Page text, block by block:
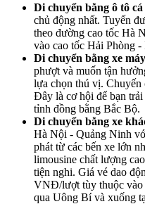
Di chuyển bằng ô tô
chủ động nhất. Tuyến
theo đường cao tốc Hà
vào cao tốc Hải Phòng
Di chuyển bằng xe
phượt và muốn tận
lựa chọn thú vị. Chuyến
Đây là cơ hội để bạn trải
tỉnh đồng bằng Bắc Bộ.
Di chuyển bằng xe
Hà Nội - Quảng Ninh
phát từ các bến xe lớn
limousine chất lượng
tiện nghi. Giá vé dao
VNĐ/lượt tùy thuộc vào
qua Uông Bí và xuống